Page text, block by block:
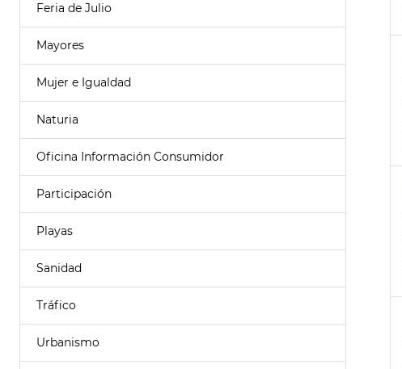
Feria de Julio
Mayores
Mujer e Igualdad
Naturia
Oficina Información Consumidor
Participación
Playas
Sanidad
Tráfico
Urbanismo